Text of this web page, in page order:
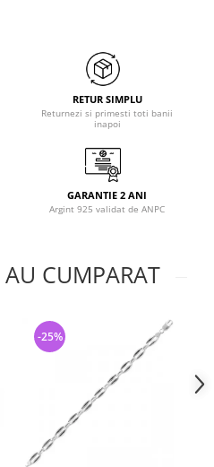
RETUR SIMPLU
Returnezi si primesti toti banii
inapoi
GARANTIE 2 ANI
Argint 925 validat de ANPC
CUMPARAT
-25%